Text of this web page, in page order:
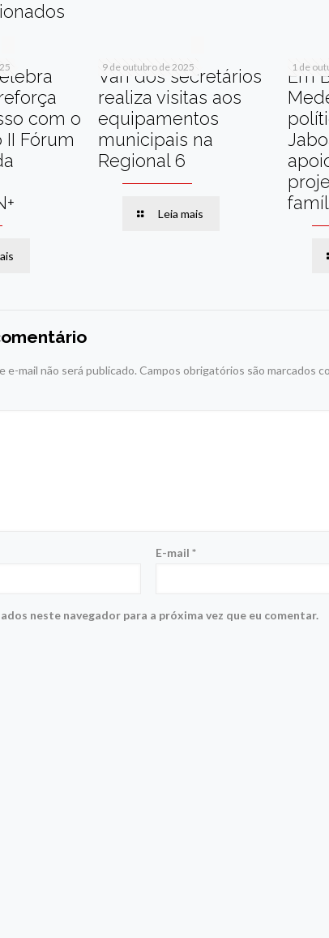
com o
Fórum
9 de outubro de 2025
Van dos secretários
realiza visitas aos
equipamentos
municipais na
Regional 6
Leia mais
1 de
Em
e-mail não será publicado. Campos obrigatórios são marcados
E-mail*
neste navegador para a próxima vez que eu comentar.